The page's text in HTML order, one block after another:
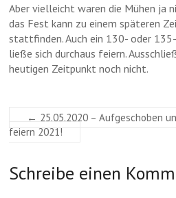
Aber vielleicht waren die Mühen ja
das Fest kann zu einem späteren
stattfinden. Auch ein 130- oder
ließe sich durchaus feiern.
heutigen Zeitpunkt noch nicht.
← 25.05.2020 – Aufgeschoben
feiern 2021!
Schreibe einen